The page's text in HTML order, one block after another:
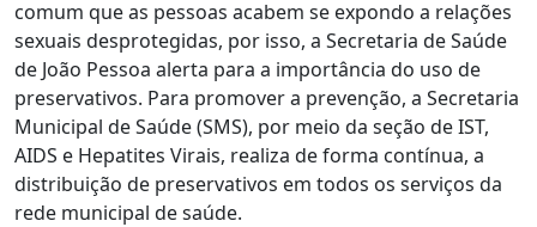
comum que as pessoas acabem se expondo a relações
sexuais desprotegidas, por isso, a Secretaria de Saúde
de João Pessoa alerta para a importância do uso de
preservativos. Para promover a prevenção, a Secretaria
Municipal de Saúde (SMS), por meio da seção de IST,
AIDS e Hepatites Virais, realiza de forma contínua, a
distribuição de preservativos em todos os serviços da
rede municipal de saúde.